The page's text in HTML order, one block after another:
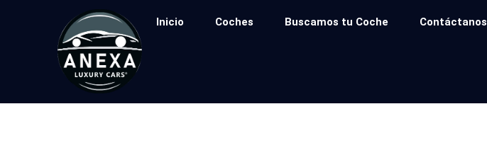
Inicio Coches Buscamos tu Coche Contáctanos